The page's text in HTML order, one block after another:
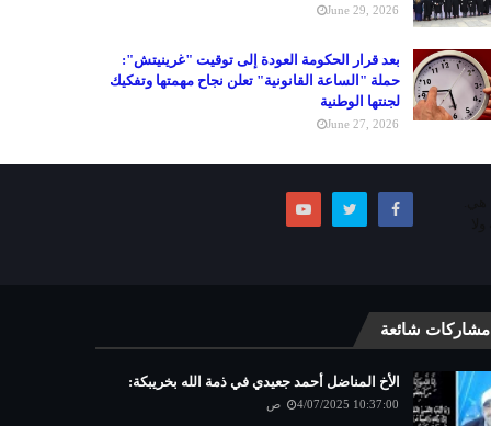
June 29, 2026
بعد قرار الحكومة العودة إلى توقيت "غرينيتش":
حملة "الساعة القانونية" تعلن نجاح مهمتها وتفكيك
لجنتها الوطنية
June 27, 2026
مشاركات شائعة
الأخ المناضل أحمد جعيدي في ذمة الله بخريبكة:
4/07/2025 10:37:00 ص